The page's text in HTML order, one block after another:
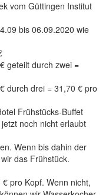
vom Güttingen Institut
bis 06.09.2020 wie
geteilt durch zwei =
durch drei = 31,70 € pro
Frühstücks-Buffet
noch nicht erlaubt
Wenn bis dahin der
das Frühstück.
pro Kopf. Wenn nicht,